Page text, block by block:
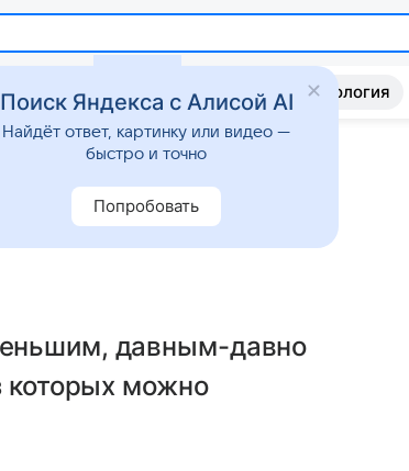
Гороскопы Стиль жизни Психология
или
давным-давно
которых можно
Поиск Яндекса с Алисой AI
Найдёт ответ, картинку или видео —
быстро и точно
Попробовать